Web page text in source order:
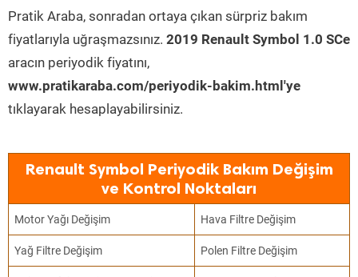
Pratik Araba, sonradan ortaya çıkan sürpriz bakım
fiyatlarıyla uğraşmazsınız. 2019 Renault Symbol 1.0 SCe
aracın periyodik fiyatını,
www.pratikaraba.com/periyodik-bakim.html'ye
tıklayarak hesaplayabilirsiniz.
Renault Symbol Periyodik Bakım Değişim
ve Kontrol Noktaları
Motor Yağı Değişim Hava Filtre Değişim
Yağ Filtre Değişim Polen Filtre Değişim